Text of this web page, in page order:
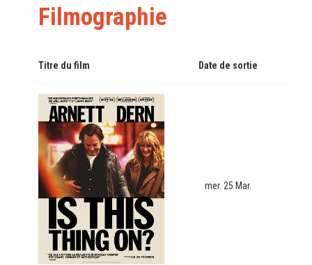
Filmographie
Titre du film Date de sortie
mer. 25 Mar.